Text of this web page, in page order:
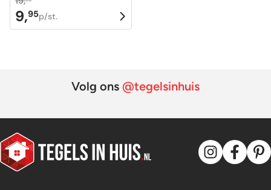
Oorspronkelijke
prijs
9,95
Huidige
prijs
p/st.
Volg ons @tegelsinhuis